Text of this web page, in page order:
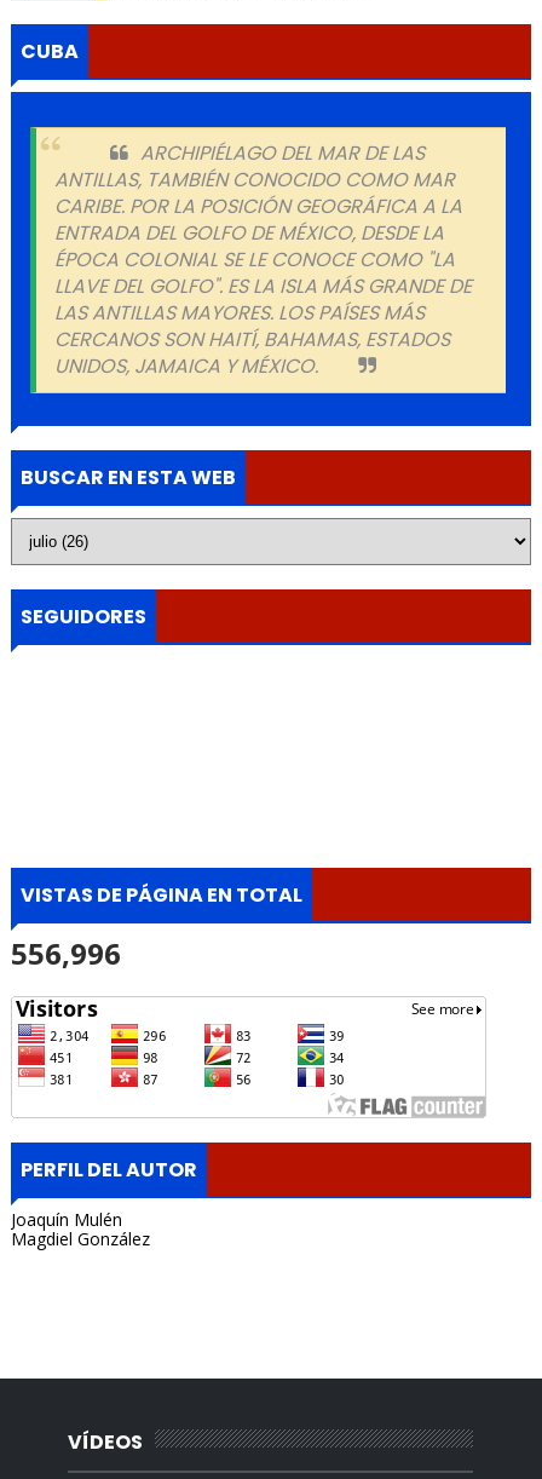
CUBA
ARCHIPIÉLAGO DEL MAR DE LAS
ANTILLAS, TAMBIÉN CONOCIDO COMO MAR
CARIBE. POR LA POSICIÓN GEOGRÁFICA A LA
ENTRADA DEL GOLFO DE MÉXICO, DESDE LA
ÉPOCA COLONIAL SE LE CONOCE COMO "LA
LLAVE DEL GOLFO". ES LA ISLA MÁS GRANDE DE
LAS ANTILLAS MAYORES. LOS PAÍSES MÁS
CERCANOS SON HAITÍ, BAHAMAS, ESTADOS
UNIDOS, JAMAICA Y MÉXICO.
BUSCAR EN ESTA WEB
SEGUIDORES
VISTAS DE PÁGINA EN TOTAL
556,996
PERFIL DEL AUTOR
Joaquín Mulén
Magdiel González
VÍDEOS